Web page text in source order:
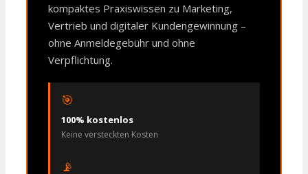
kompaktes Praxiswissen zu Marketing,
Vertrieb und digitaler Kundengewinnung –
ohne Anmeldegebühr und ohne
Verpflichtung.
🎯
100% kostenlos
Keine versteckten Kosten
📡